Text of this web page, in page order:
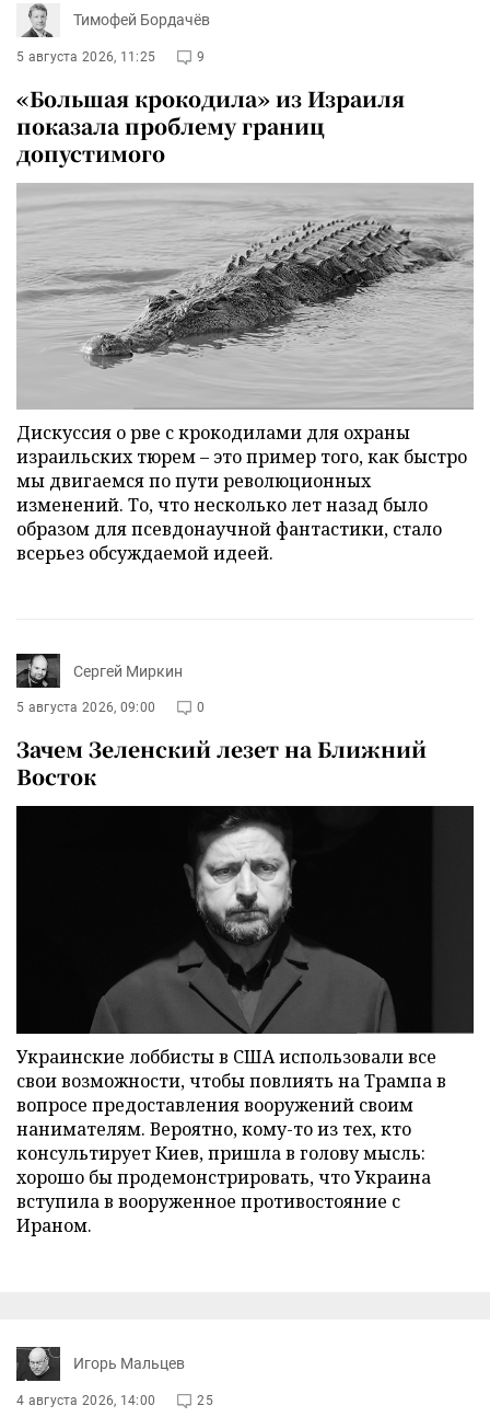
Тимофей Бордачёв
5 августа 2026, 11:25 9
«Большая крокодила» из Израиля
показала проблему границ
допустимого
Дискуссия о рве с крокодилами для охраны
израильских тюрем – это пример того, как быстро
мы двигаемся по пути революционных
изменений. То, что несколько лет назад было
образом для псевдонаучной фантастики, стало
всерьез обсуждаемой идеей.
Сергей Миркин
5 августа 2026, 09:00 0
Зачем Зеленский лезет на Ближний
Восток
Украинские лоббисты в США использовали все
свои возможности, чтобы повлиять на Трампа в
вопросе предоставления вооружений своим
нанимателям. Вероятно, кому-то из тех, кто
консультирует Киев, пришла в голову мысль:
хорошо бы продемонстрировать, что Украина
вступила в вооруженное противостояние с
Ираном.
Игорь Мальцев
4 августа 2026, 14:00 25